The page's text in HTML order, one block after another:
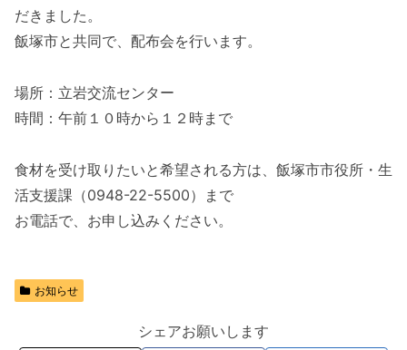
だきました。
飯塚市と共同で、配布会を行います。
場所：立岩交流センター
時間：午前１０時から１２時まで
食材を受け取りたいと希望される方は、飯塚市市役所・生
活支援課（0948-22-5500）まで
お電話で、お申し込みください。
お知らせ
シェアお願いします